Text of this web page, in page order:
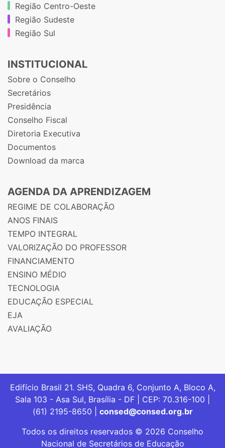
Região Centro-Oeste
Região Sudeste
Região Sul
INSTITUCIONAL
Sobre o Conselho
Secretários
Presidência
Conselho Fiscal
Diretoria Executiva
Documentos
Download da marca
AGENDA DA APRENDIZAGEM
REGIME DE COLABORAÇÃO
ANOS FINAIS
TEMPO INTEGRAL
VALORIZAÇÃO DO PROFESSOR
FINANCIAMENTO
ENSINO MÉDIO
TECNOLOGIA
EDUCAÇÃO ESPECIAL
EJA
AVALIAÇÃO
Edifício Brasil 21. SHS, Quadra 6, Conjunto A, Bloco A,
Sala 103 - Asa Sul, Brasília - DF | CEP: 70.316-100 |
(61) 2195-8650 | consed@consed.org.br
Todos os direitos reservados © 2026 Conselho
Nacional de Secretários de Educação